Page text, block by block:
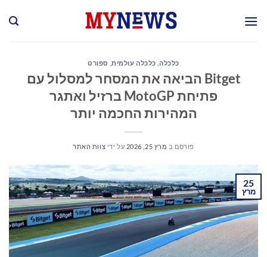
כלכלה כלכלה עולמית, ספורט
Bitget הביאה את המסחר למסלול עם
פתיחת MotoGP ברזיל ואתגר
המהירות החכמה יותר
פורסם ב מרץ 25, 2026 על ידי צוות האתר
25
מרץ